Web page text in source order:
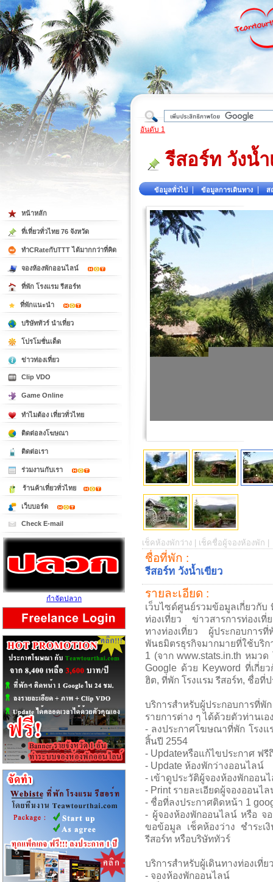
ต้
อันดับ 1
รีสอร์ท วังน้ำ
ข้อมูลทั่วไป ข้อมูลการเดินทาง ส
เช็คห้องพักว่าง | เช็คชื่อผู้จองห้องพัก |
ชื่อที่พัก :
รีสอร์ท วังน้ำเขียว
รายละเอียด :
เว็บไซด์ศูนย์รวมข้อมูลเกี่ยวกับ
ท่องเที่ยว ข่าวสารการท่องเที่
ทางท่องเที่ยว ผู้ประกอบกา
พันธมิตรธุรกิจมากมายที่ใช้บริ
1 (จาก www.stats.in.th หมว
Google ด้วย Keyword ที่เกี่ย
ฮิต, ที่พัก โรงแรม รีสอร์ท, ชื่อที่
บริการสำหรับผู้ประกอบการ
รายการต่าง ๆ ได้ด้วยตัวท่านเ
- ลงประกาศโฆษณาที่พัก โรงแ
สิ้นปี 2554
- Updateหรือแก้ไขประกาศ ฟรี
- Update ห้องพักว่างออนไลน์
- เข้าดูประวัติผู้จองห้องพักออน
- Print รายละเอียดผู้จองออนไล
- ชื่อที่ลงประกาศติดหน้า 1
- ผู้จองห้องพักออนไลน์ หรือ จ
ขอข้อมูล เช็คห้องว่าง ชำระเ
รีสอร์ท หรือบริษัททัวร์
บริการสำหรับผู้เดินทางท่องเที่
- จองห้องพักออนไลน์
หน้าหลัก
ที่เที่ยวทั่วไทย 76 จังหวัด
ทำCRateกับTTT ได้มากกว่าที่คิด
จองห้องพักออนไลน์
ที่พัก โรงแรม รีสอร์ท
ที่พักแนะนำ
บริษัททัวร์ นำเที่ยว
โปรโมชั่นเด็ด
ข่าวท่องเที่ยว
Clip VDO
Game Online
ทำไมต้อง เที่ยวทั่วไทย
ติดต่อลงโฆษณา
ติดต่อเรา
ร่วมงานกับเรา
ร้านค้าเที่ยวทั่วไทย
เว็บบอร์ด
Check E-mail
กำจัดปลวก